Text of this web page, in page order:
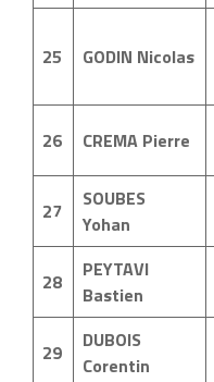
25 GODIN Nicolas
26 CREMA Pierre
27
SOUBES
Yohan
28
PEYTAVI
Bastien
29
DUBOIS
Corentin